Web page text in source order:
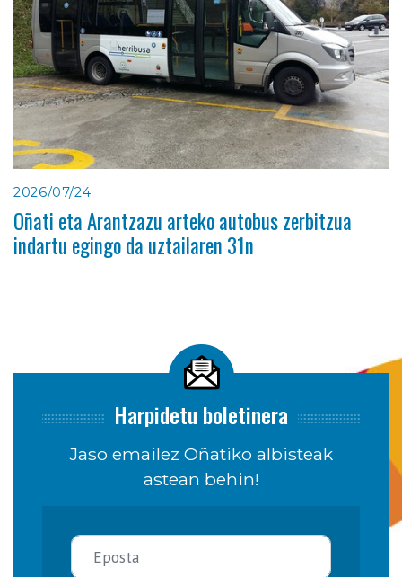
2026/07/24
Oñati eta Arantzazu arteko autobus zerbitzua
indartu egingo da uztailaren 31n
Harpidetu boletinera
Jaso emailez Oñatiko albisteak
astean behin!